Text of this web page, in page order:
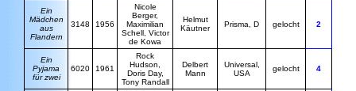
Ein
Mädchen
aus
Flandern
3148 1956
Nicole
Berger,
Maximilian
Schell, Victor
de Kowa
Helmut
Käutner
Prisma, D gelocht 2
Ein
Pyjama
für zwei
6020 1961
Rock
Hudson,
Doris Day,
Tony Randall
Delbert
Mann
Universal,
USA
gelocht 4